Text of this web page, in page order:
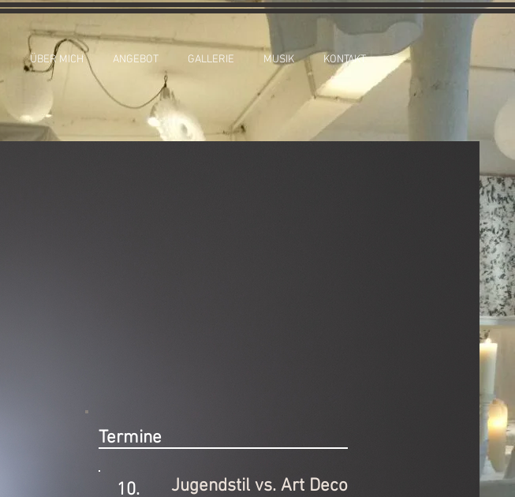
ÜBER MICH ANGEBOT GALLERIE MUSIK KONTAKT
Termine
10.
Jugendstil vs. Art Deco